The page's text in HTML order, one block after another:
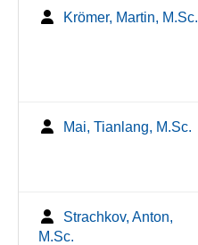
Krömer, Martin, M.Sc.
Mai, Tianlang, M.Sc.
Strachkov, Anton,
M.Sc.